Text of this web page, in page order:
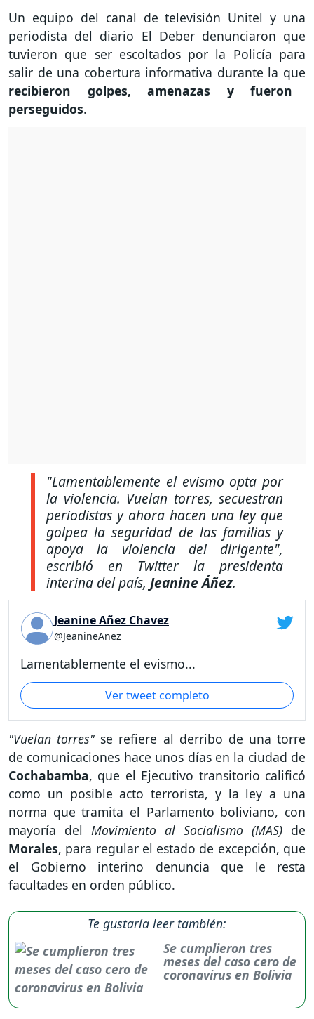
Un equipo del canal de televisión Unitel y una
periodista del diario El Deber denunciaron que
tuvieron que ser escoltados por la Policía para
salir de una cobertura informativa durante la que
recibieron golpes, amenazas y fueron
perseguidos.
"Lamentablemente el evismo opta por
la violencia. Vuelan torres, secuestran
periodistas y ahora hacen una ley que
golpea la seguridad de las familias y
apoya la violencia del dirigente",
escribió en Twitter la presidenta
interina del país, Jeanine Áñez.
Jeanine Añez Chavez
@JeanineAnez
Lamentablemente el evismo...
Ver tweet completo
"Vuelan torres" se refiere al derribo de una torre
de comunicaciones hace unos días en la ciudad de
Cochabamba, que el Ejecutivo transitorio calificó
como un posible acto terrorista, y la ley a una
norma que tramita el Parlamento boliviano, con
mayoría del Movimiento al Socialismo (MAS) de
Morales, para regular el estado de excepción, que
el Gobierno interino denuncia que le resta
facultades en orden público.
Te gustaría leer también:
Se cumplieron tres
meses del caso cero de
coronavirus en Bolivia